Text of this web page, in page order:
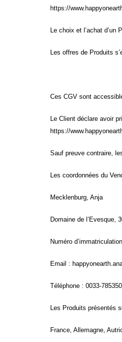
https://
Le choix et l’achat d’un
Les offres de Produits
Ces CGV sont
Le Client déclare avoir
https://
Sauf preuve contraire,
Les coordonnées du
Mecklenburg, Anja
Domaine de l’Evesque,
Numéro
Email :
Téléphone : 0033-
Les Produits présentés
France, Allemagne,